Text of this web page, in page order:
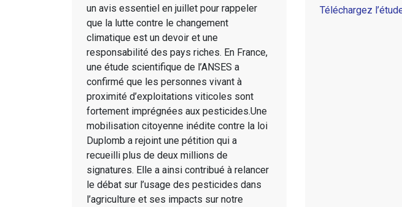
un avis essentiel en juillet pour rappeler
que la lutte contre le changement
climatique est un devoir et une
responsabilité des pays riches. En France,
une étude scientifique de l’ANSES a
confirmé que les personnes vivant à
proximité d’exploitations viticoles sont
fortement imprégnées aux pesticides.Une
mobilisation citoyenne inédite contre la loi
Duplomb a rejoint une pétition qui a
recueilli plus de deux millions de
signatures. Elle a ainsi contribué à relancer
le débat sur l’usage des pesticides dans
l’agriculture et ses impacts sur notre
Téléchargez